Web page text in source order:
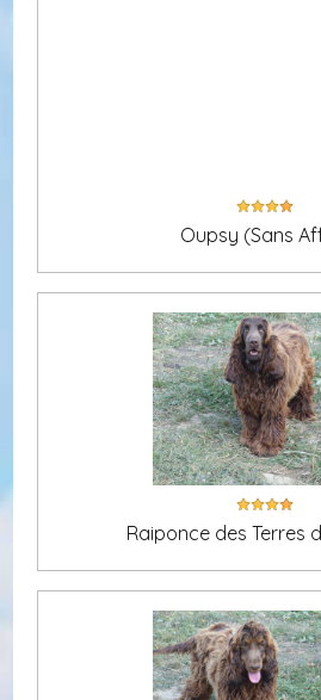
Oupsy (Sans
Raiponce des Terres